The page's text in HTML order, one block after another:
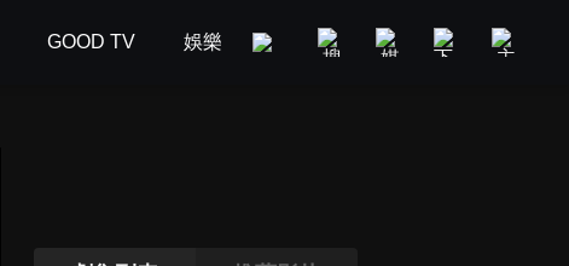
GOOD TV 娛樂 美食旅遊 新聞政論